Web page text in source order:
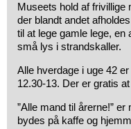
Museets hold af frivillige
der blandt andet
til at lege gamle lege, en
små lys i strandskaller.
Alle hverdage i uge 42
12.30-13. Der er gratis
”Alle mand til årerne!”
bydes på kaffe og